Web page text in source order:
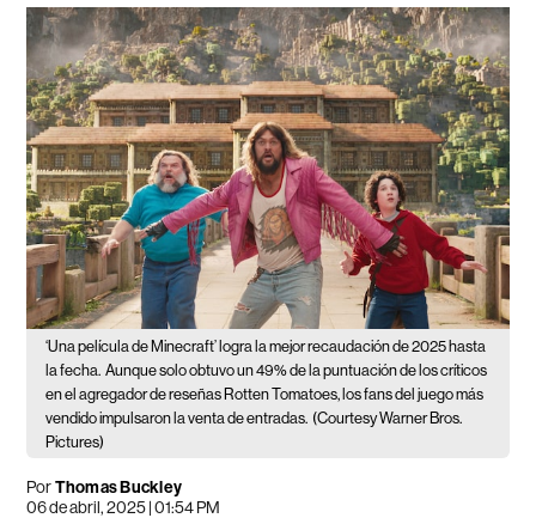
‘Una película de Minecraft’ logra la mejor recaudación de 2025 hasta
la fecha. Aunque solo obtuvo un 49% de la puntuación de los críticos
en el agregador de reseñas Rotten Tomatoes, los fans del juego más
vendido impulsaron la venta de entradas. (Courtesy Warner Bros.
Pictures)
PorThomas Buckley
06 de abril, 2025 | 01:54 PM